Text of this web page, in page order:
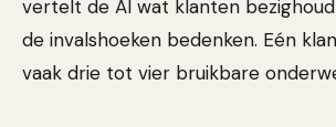
vertelt de AI wat klanten
de invalshoeken bedenken. Eén
vaak drie tot vier bruikbare